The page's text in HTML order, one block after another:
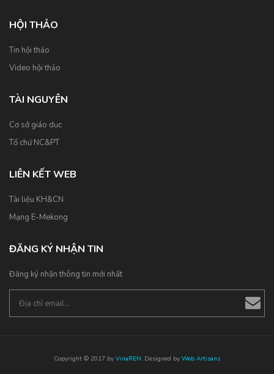
HỘI THẢO
Tin hội thảo
Video hội thảo
TÀI NGUYÊN
Cơ sở giáo dục
Tổ chứ NC&PT
LIÊN KẾT WEB
Tài liệu KH&CN
Mạng E-Mekong
ĐĂNG KÝ NHẬN TIN
Đăng ký nhận thông tin mới nhất
Copyright © 2017 by VinaREN. Designed by Web Artisans